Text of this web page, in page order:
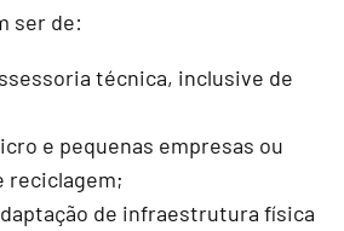
ser de:
técnica, inclusive de
e pequenas empresas ou
reciclagem;
de infraestrutura física